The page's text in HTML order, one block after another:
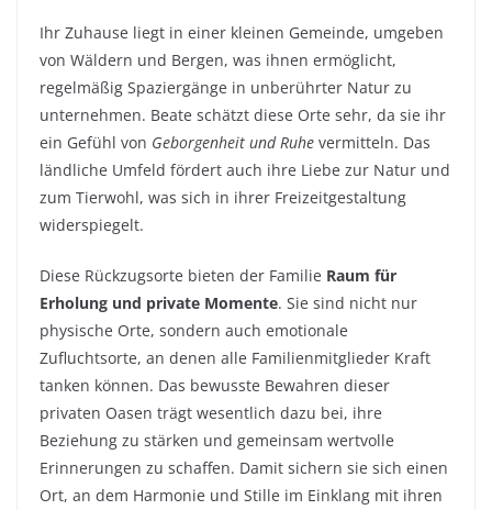
Ihr Zuhause liegt in einer kleinen Gemeinde, umgeben
von Wäldern und Bergen, was ihnen ermöglicht,
regelmäßig Spaziergänge in unberührter Natur zu
unternehmen. Beate schätzt diese Orte sehr, da sie ihr
ein Gefühl von Geborgenheit und Ruhe vermitteln. Das
ländliche Umfeld fördert auch ihre Liebe zur Natur und
zum Tierwohl, was sich in ihrer Freizeitgestaltung
widerspiegelt.
Diese Rückzugsorte bieten der Familie Raum für
Erholung und private Momente. Sie sind nicht nur
physische Orte, sondern auch emotionale
Zufluchtsorte, an denen alle Familienmitglieder Kraft
tanken können. Das bewusste Bewahren dieser
privaten Oasen trägt wesentlich dazu bei, ihre
Beziehung zu stärken und gemeinsam wertvolle
Erinnerungen zu schaffen. Damit sichern sie sich einen
Ort, an dem Harmonie und Stille im Einklang mit ihren